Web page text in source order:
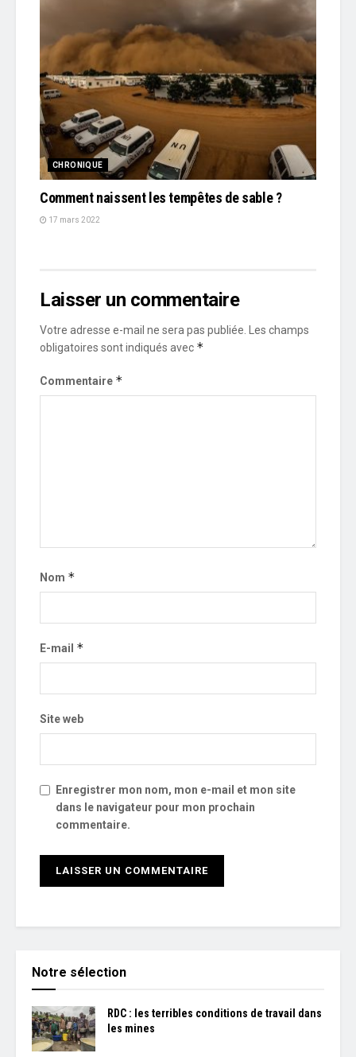
CHRONIQUE
Comment naissent les tempêtes de sable ?
17 mars 2022
Laisser un commentaire
Votre adresse e-mail ne sera pas publiée. Les champs
obligatoires sont indiqués avec *
Commentaire *
Nom *
E-mail *
Site web
Enregistrer mon nom, mon e-mail et mon site
dans le navigateur pour mon prochain
commentaire.
Notre sélection
RDC : les terribles conditions de travail dans
les mines